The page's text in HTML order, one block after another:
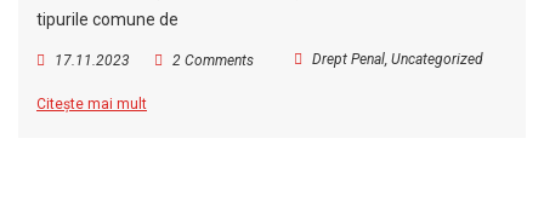
tipurile comune de
17.11.2023 Drept Penal, Uncategorized
2 Comments
Citește mai mult